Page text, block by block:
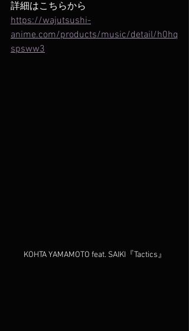
詳細はこちらから
https://wajutsushi-
anime.com/products/music/detail/h0hq
spsww3
KOHTA YAMAMOTO feat. SAIKI『Tactics』